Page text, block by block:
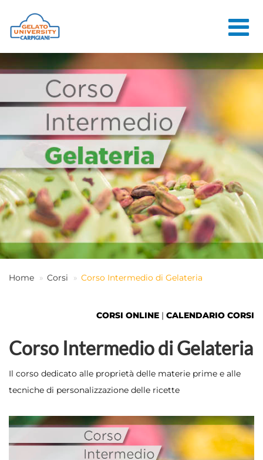
LA SCUOLA
CORSI ONLINE
CORSI
CONSULENZE
JOB CENTER
CONTATTI
ACCEDI
Home Corsi Corso Intermedio di Gelateria
CORSI ONLINE | CALENDARIO CORSI
Corso Intermedio di Gelateria
Il corso dedicato alle proprietà delle materie prime e alle
tecniche di personalizzazione delle ricette